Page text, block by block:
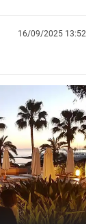
16/09/2025 13:52